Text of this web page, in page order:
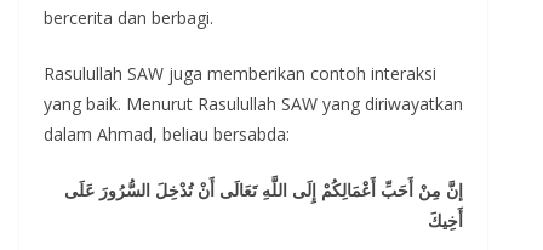
bercerita dan berbagi.
Rasulullah SAW juga memberikan contoh interaksi
yang baik. Menurut Rasulullah SAW yang diriwayatkan
dalam Ahmad, beliau bersabda:
إنَّ مِنْ أَحَبِّ أَعْمَالِكُمْ إِلَى اللَّهِ تَعَالَى أَنْ تُدْخِلَ السُّرُورَ عَلَى
أَخِيكَ